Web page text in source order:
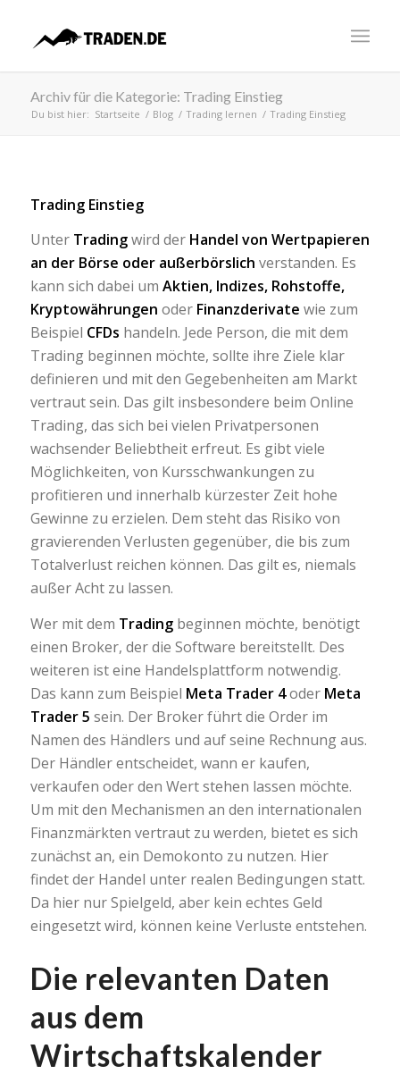
Archiv für die Kategorie: Trading Einstieg
Du bist hier: Startseite / Blog / Trading lernen / Trading Einstieg
Trading Einstieg
Unter Tradingwird der Handel von Wertpapieren
an der Börse oder außerbörslich verstanden. Es
kann sich dabei um Aktien, Indizes, Rohstoffe,
Kryptowährungen oder Finanzderivate wie zum
Beispiel CFDs handeln. Jede Person, die mit dem
Trading beginnen möchte, sollte ihre Ziele klar
definieren und mit den Gegebenheiten am Markt
vertraut sein. Das gilt insbesondere beim Online
Trading, das sich bei vielen Privatpersonen
wachsender Beliebtheit erfreut. Es gibt viele
Möglichkeiten, von Kursschwankungen zu
profitieren und innerhalb kürzester Zeit hohe
Gewinne zu erzielen. Dem steht das Risiko von
gravierenden Verlusten gegenüber, die bis zum
Totalverlust reichen können. Das gilt es, niemals
außer Acht zu lassen.
Wer mit dem Tradingbeginnen möchte, benötigt
einen Broker, der die Software bereitstellt. Des
weiteren ist eine Handelsplattform notwendig.
Das kann zum Beispiel Meta Trader 4oder Meta
Trader 5 sein. Der Broker führt die Order im
Namen des Händlers und auf seine Rechnung aus.
Der Händler entscheidet, wann er kaufen,
verkaufen oder den Wert stehen lassen möchte.
Um mit den Mechanismen an den internationalen
Finanzmärkten vertraut zu werden, bietet es sich
zunächst an, ein Demokonto zu nutzen. Hier
findet der Handel unter realen Bedingungen statt.
Da hier nur Spielgeld, aber kein echtes Geld
eingesetzt wird, können keine Verluste entstehen.
Die relevanten Daten
aus dem
Wirtschaftskalender